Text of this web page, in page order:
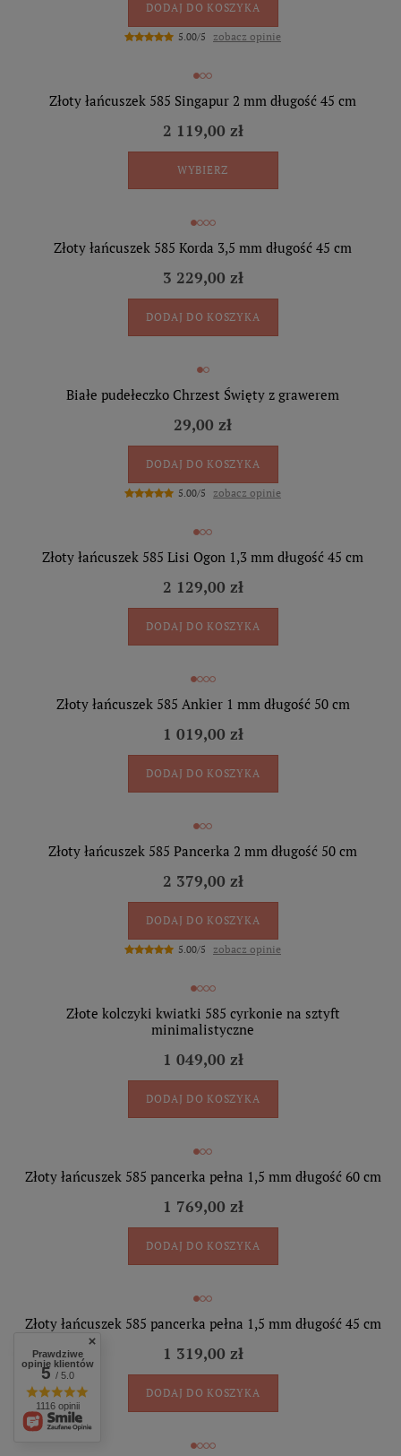
DODAJ DO KOSZYKA
5.00/5 zobacz opinie
Złoty łańcuszek 585 Singapur 2 mm długość 45 cm
2 119,00 zł
WYBIERZ
Złoty łańcuszek 585 Korda 3,5 mm długość 45 cm
3 229,00 zł
DODAJ DO KOSZYKA
Białe pudełeczko Chrzest Święty z grawerem
29,00 zł
DODAJ DO KOSZYKA
5.00/5 zobacz opinie
Złoty łańcuszek 585 Lisi Ogon 1,3 mm długość 45 cm
2 129,00 zł
DODAJ DO KOSZYKA
Złoty łańcuszek 585 Ankier 1 mm długość 50 cm
1 019,00 zł
DODAJ DO KOSZYKA
Złoty łańcuszek 585 Pancerka 2 mm długość 50 cm
2 379,00 zł
DODAJ DO KOSZYKA
5.00/5 zobacz opinie
Złote kolczyki kwiatki 585 cyrkonie na sztyft
minimalistyczne
1 049,00 zł
DODAJ DO KOSZYKA
Złoty łańcuszek 585 pancerka pełna 1,5 mm długość 60 cm
1 769,00 zł
DODAJ DO KOSZYKA
Złoty łańcuszek 585 pancerka pełna 1,5 mm długość 45 cm
1 319,00 zł
DODAJ DO KOSZYKA
Prawdziwe
opinie klientów
5/ 5.0
1116 opinii